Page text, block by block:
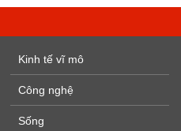
Kinh tế vĩ mô
Công nghệ
Sống